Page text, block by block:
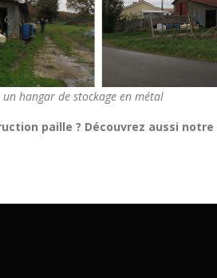
hangar de stockage en métal
paille ? Découvrez aussi